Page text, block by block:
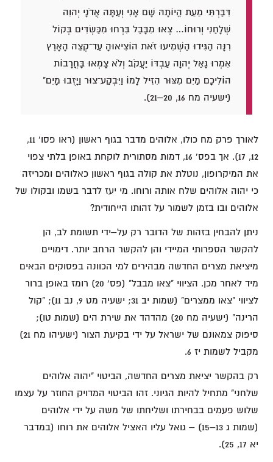
דִּבַּרְתִּי מֵעֵת הֱיוֹתָהּ שָׁם אָנִי וְעַתָּה אֲדֹנָי יְהוִה
שְׁלָחַנִי וְרוּחוֹ… צְאוּ מִבָּבֶל בִּרְחוּ מִכַּשְׂדִּים בְּקוֹל
רִנָּה הַגִּידוּ הַשְׁמִיעוּ זֹאת הוֹצִיאוּהָ עַד־קְצֵה הָאָרֶץ
אִמְרוּ גָּאַל יְהוָה עַבְדּוֹ יַעֲקֹב׃ וְלֹא צָמְאוּ בָּחֳרָבוֹת
הוֹלִיכָם מַיִם מִצּוּר הִזִּיל לָמוֹ וַיִּבְקַע־צוּר וַיָּזֻבוּ מָיִם"
(ישעיה מח 16, 20–21).
לאורך פרק מח כולו, אלוהים מדבר בגוף ראשון (ראו פסו' 11,
12, 17). אך בפס' 16, דמות מסתורית לוקחת באופן בלתי צפוי
את המיקרופון, נוטלת את קולה בגוף ראשון כאלוהים ומכריזה
כי יהוה אלוהים שלח אותה ורוחו. מי יעז לדבר בשמו ובקולו של
אלוהים ובו בזמן לשמור על זהותו הייחודית?
ניתן להבחין בזהות של הדובר רק על–ידי תשומת לב, הן
להקשר הספרותי המיידי והן להקשר הרחב יותר. דימויים
מיציאת מצרים החדשה מבהירים למי הכוונה בפסוקים הבאים
מיד לאחר מכן. הציווי "צאו מבבל" (פס' 20) רומז באופן ברור
לציווי "צאו ממצרים" (שמות יב 31; ישעיה מט 9, נב 11); "קול
הרינה" (ישעיה מח 20) מהדהד את שירת הים (שמות טו);
סיפוק צמאונם של ישראל על ידי בקיעת הצור (ישעיהו מח 21)
מקביל לשמות יז 6.
רק בהקשר יציאת מצרים החדשה, הביטוי "יהוה אלוהים
שלחני" מתחיל להיות הגיוני. זהו הביטוי המדויק החוזר על עצמו
שלוש פעמים בבחירתו ושליחתו של משה על ידי אלוהים
(שמות ג 13–15) – גואל עליו האציל אלוהים את רוחו (במדבר
יא 17, 25).